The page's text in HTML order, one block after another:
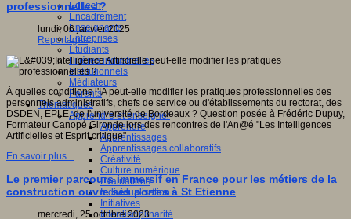
EdTech
Encadrement
Enseignants
Entreprises
Etudiants
Filières industrielles
Institutionnels
Médiateurs
Parents
Thématiques
Apprendre et enseigner
Apprendre
Apprentissages
Apprentissages collaboratifs
Créativité
Culture numérique
Evaluations
Individualisation
Initiatives
Interdisciplinarité
professionnelles ?
lundi, 06 janvier 2025
Reportages
À quelles conditions l'IA peut-elle modifier les pratiques professionnelles des
personnels administratifs, chefs de service ou d'établissements du rectorat, des
DSDEN, EPLE, de l'université de Bordeaux ? Question posée à Frédéric Dupuy,
Formateur Canopé Gironde lors des rencontres de l'An@é "Les Intelligences
Artificielles et Esprit critique"
En savoir plus...
Le premier parcours immersif en France pour les métiers de la
construction ouvre ses portes à St Etienne
mercredi, 25 octobre 2023